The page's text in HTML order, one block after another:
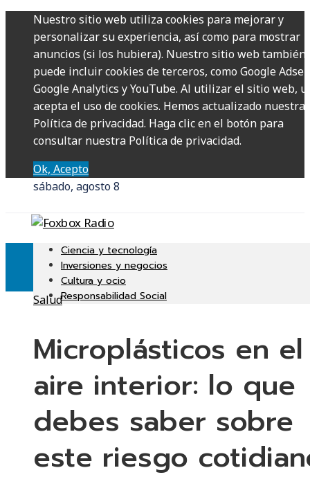
Nuestro sitio web utiliza cookies para mejorar y
personalizar su experiencia, así como para mostrar
anuncios (si los hubiera). Nuestro sitio web también
puede incluir cookies de terceros, como Google
Google Analytics y YouTube. Al utilizar el sitio web,
acepta el uso de cookies. Hemos actualizado nuestra
Política de privacidad. Haga clic en el botón para
consultar nuestra Política de privacidad.
Ok, Acepto
sábado, agosto 8
Ciencia y tecnología
Inversiones y negocios
Cultura y ocio
Responsabilidad Social
Salud
Microplásticos en el
aire interior: lo que
debes saber sobre
este riesgo